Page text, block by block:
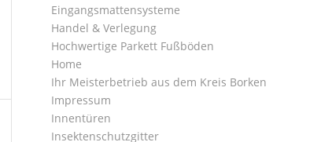
Eingangsmattensysteme
Handel & Verlegung
Hochwertige Parkett Fußböden
Home
Ihr Meisterbetrieb aus dem Kreis Borken
Impressum
Innentüren
Insektenschutzgitter